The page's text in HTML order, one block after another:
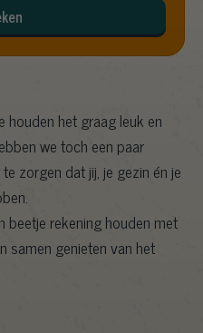
houden het graag leuk en
we toch een paar
zorgen dat jij, je gezin én je
beetje rekening houden met
samen genieten van het